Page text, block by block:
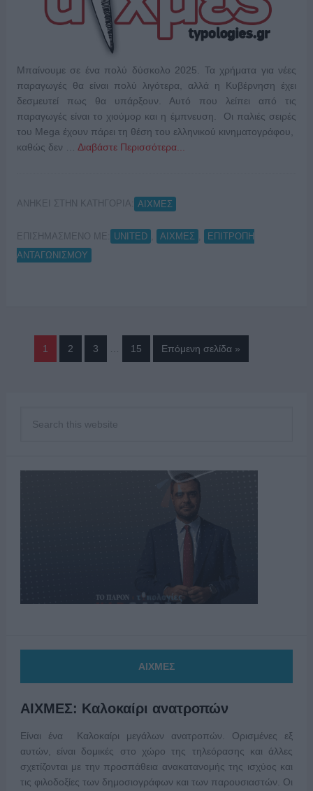
Μπαίνουμε σε ένα πολύ δύσκολο 2025. Τα χρήματα για νέες
παραγωγές θα είναι πολύ λιγότερα, αλλά η Κυβέρνηση έχει
δεσμευτεί πως θα υπάρξουν. Αυτό που λείπει από τις
παραγωγές είναι το χιούμορ και η έμπνευση. Οι παλιές σειρές
του Mega έχουν πάρει τη θέση του ελληνικού κινηματογράφου,
καθώς δεν … Διαβάστε Περισσότερα...
ΑΝΗΚΕΙ ΣΤΗΝ ΚΑΤΗΓΟΡΙΑ: ΑΙΧΜΕΣ
ΕΠΙΣΗΜΑΣΜΕΝΟ ΜΕ: UNITED ΑΙΧΜΕΣ
ΕΠΙΤΡΟΠΗ
ΑΝΤΑΓΩΝΙΣΜΟΥ
1 2 3 15 Επόμενη σελίδα »
ΑΙΧΜΕΣ
ΑΙΧΜΕΣ: Καλοκαίρι ανατροπών
Είναι ένα Καλοκαίρι μεγάλων ανατροπών. Ορισμένες εξ
αυτών, είναι δομικές στο χώρο της τηλεόρασης και άλλες
σχετίζονται με την προσπάθεια ανακατανομής της ισχύος και
τις φιλοδοξίες των δημοσιογράφων και των παρουσιαστών. Οι